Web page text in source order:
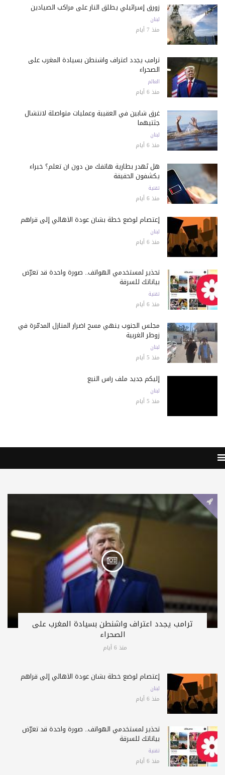
زورق إسرائيلي يطلق النار على مراكب الصيادين
لبنان
منذ 7 أيام
ترامب يجدد اعتراف واشنطن بسيادة المغرب على
الصحراء
العالم
منذ 6 أيام
غرق شابين في العقيبة وعمليات متواصلة لانتشال
جثتيهما
لبنان
منذ 6 أيام
هل تُهدر بطارية هاتفك من دون أن تعلم؟ خبراء
يكشفون الحقيقة
تقنية
منذ 6 أيام
إعتصام لوضع خطة بشأن عودة الأهالي إلى قراهم
لبنان
منذ 6 أيام
تحذير لمستخدمي الهواتف.. صورة واحدة قد تعرّض
بياناتك للسرقة
تقنية
منذ 6 أيام
مجلس الجنوب ينهي مسح أضرار المنازل المدمّرة في
زوطر الغربية
لبنان
منذ 5 أيام
إليكم جديد ملف رأس النبع
لبنان
منذ 5 أيام
ترامب يجدد اعتراف واشنطن بسيادة المغرب على
الصحراء
منذ 6 أيام
إعتصام لوضع خطة بشأن عودة الأهالي إلى قراهم
لبنان
منذ 6 أيام
تحذير لمستخدمي الهواتف.. صورة واحدة قد تعرّض
بياناتك للسرقة
تقنية
منذ 6 أيام